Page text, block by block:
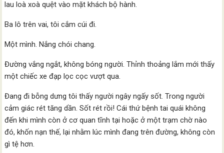
lau loà xoà quệt vào mặt khách bộ hành.
Ba lô trên vai, tôi cắm cúi đi.
Một mình. Nắng chói chang.
Đường vắng ngắt, không bóng người. Thỉnh thoảng lắm mới thấy
một chiếc xe đạp lọc cọc vượt qua.
Đang đi bỗng dưng tôi thấy người ngây ngấy sốt. Trong người
cảm giác rét tăng dần. Sốt rét rồi! Cái thứ bệnh tai quái không
đến khi mình còn ở cơ quan tĩnh tại hoặc ở một trạm chờ nào
đó, khốn nạn thế, lại nhằm lúc mình đang trên đường, không còn
gì tệ hơn.